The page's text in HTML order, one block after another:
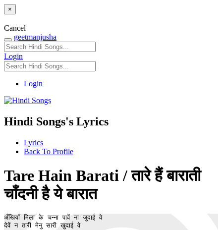
×
Cancel
geetmanjusha
Login
Login
Hindi Songs's Lyrics
Lyrics
Back To Profile
Tare Hain Barati / तारे हैं बाराती
चाँदनी है ये बारात
अँखियाँ मिला के चन्ना पावें ना जुदाई वे
देवें न तारी मेनु सारी खुदाई वे